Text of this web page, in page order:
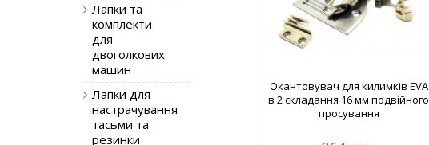
Окантовувач для килимків EVA
в 2 складання 16 мм подвійного
просування
Лапки та
комплекти
для
двоголкових
машин
Лапки для
настрачування
тасьми та
резинки